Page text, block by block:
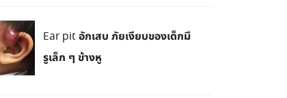
Ear pit อักเสบ ภัยเงียบของเด็กมี
รูเล็ก ๆ ข้างหู